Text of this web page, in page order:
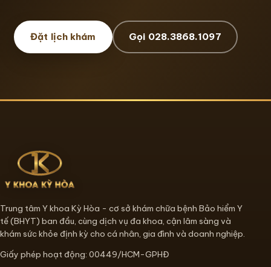
Đặt lịch khám Gọi 028.3868.1097
Trung tâm Y khoa Kỳ Hòa - cơ sở khám chữa bệnh Bảo hiểm Y
tế (BHYT) ban đầu, cùng dịch vụ đa khoa, cận lâm sàng và
khám sức khỏe định kỳ cho cá nhân, gia đình và doanh nghiệp.
Giấy phép hoạt động: 00449/HCM-GPHĐ